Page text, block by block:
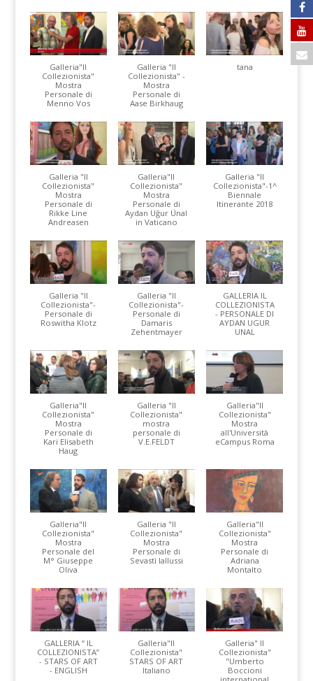
Galleria"Il
Collezionista"
Mostra
Personale di
Menno Vos
Galleria "Il
Collezionista" -
Mostra
Personale di
Aase Birkhaug
tana
Galleria "Il
Collezionista"
Mostra
Personale di
Rikke Line
Andreasen
Galleria"Il
Collezionista"
Mostra
Personale di
Aydan Uğur Ünal
in Vaticano
Galleria "Il
Collezionista"-1^
Biennale
Itinerante 2018
Galleria "Il
Collezionista"-
Personale di
Roswitha Klotz
Galleria "Il
Collezionista"-
Personale di
Damaris
Zehentmayer
GALLERIA IL
COLLEZIONISTA
- PERSONALE DI
AYDAN UGUR
UNAL
Galleria"Il
Collezionista"
Mostra
Personale di
Kari Elisabeth
Haug
Galleria "Il
Collezionista"
mostra
personale di
V.E.FELDT
Galleria"Il
Collezionista"
Mostra
all'Università
eCampus Roma
Galleria"Il
Collezionista"
Mostra
Personale del
M° Giuseppe
Oliva
Galleria "Il
Collezionista"
Mostra
Personale di
Sevastì Iallussi
Galleria"Il
Collezionista"
Mostra
Personale di
Adriana
Montalto
GALLERIA “ IL
COLLEZIONISTA”
- STARS OF ART
- ENGLISH
Galleria"Il
Collezionista"
STARS OF ART
Italiano
Galleria" Il
Collezionista"
"Umberto
Boccioni